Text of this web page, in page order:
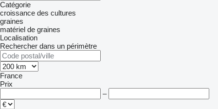
Catégorie
croissance des cultures
graines
matériel de graines
Localisation
Rechercher dans un périmètre
France
Prix
–